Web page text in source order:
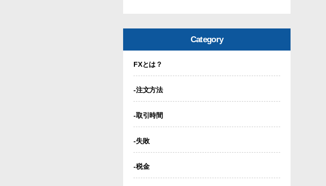
Category
FXとは？
-注文方法
-取引時間
-失敗
-税金